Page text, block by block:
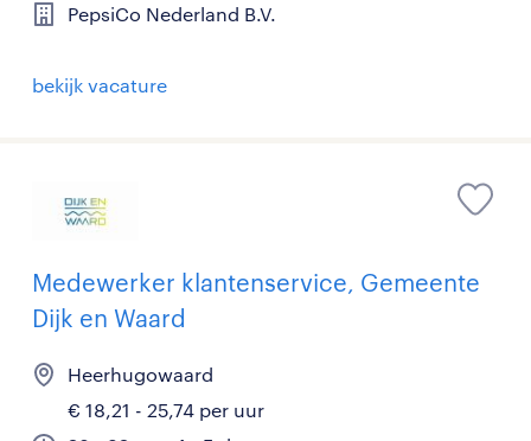
PepsiCo Nederland B.V.
bekijk vacature
Medewerker klantenservice, Gemeente
Dijk en Waard
Heerhugowaard
€ 18,21 - 25,74 per uur